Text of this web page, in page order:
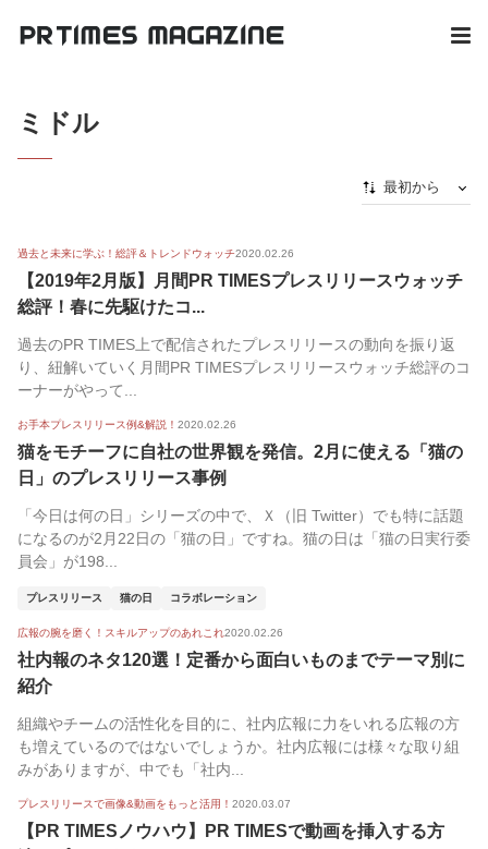
ミドル
最初から
人気順
過去と未来に学ぶ！総評＆トレンドウォッチ2020.02.26
【2019年2月版】月間PR TIMESプレスリリースウォッチ
総評！春に先駆けたコ...
過去のPR TIMES上で配信されたプレスリリースの動向を振り返
り、紐解いていく月間PR TIMESプレスリリースウォッチ総評のコ
ーナーがやって...
お手本プレスリリース例&解説！ 2020.02.26
猫をモチーフに自社の世界観を発信。2月に使える「猫の
日」のプレスリリース事例
「今日は何の日」シリーズの中で、Ｘ（旧 Twitter）でも特に話題
になるのが2月22日の「猫の日」ですね。猫の日は「猫の日実行委
員会」が198...
プレスリリース 猫の日 コラボレーション
広報の腕を磨く！スキルアップのあれこれ2020.02.26
社内報のネタ120選！定番から面白いものまでテーマ別に
紹介
組織やチームの活性化を目的に、社内広報に力をいれる広報の方
も増えているのではないでしょうか。社内広報には様々な取り組
みがありますが、中でも「社内...
プレスリリースで画像&動画をもっと活用！ 2020.03.07
【PR TIMESノウハウ】PR TIMESで動画を挿入する方